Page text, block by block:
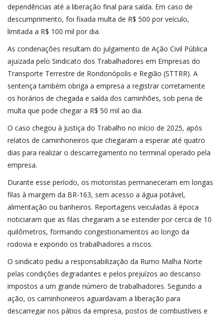
dependências até a liberação final para saída. Em caso de
descumprimento, foi fixada multa de R$ 500 por veículo,
limitada a R$ 100 mil por dia.
As condenações resultam do julgamento de Ação Civil Pública
ajuizada pelo Sindicato dos Trabalhadores em Empresas do
Transporte Terrestre de Rondonópolis e Região (STTRR). A
sentença também obriga a empresa a registrar corretamente
os horários de chegada e saída dos caminhões, sob pena de
multa que pode chegar a R$ 50 mil ao dia.
O caso chegou à Justiça do Trabalho no início de 2025, após
relatos de caminhoneiros que chegaram a esperar até quatro
dias para realizar o descarregamento no terminal operado pela
empresa.
Durante esse período, os motoristas permaneceram em longas
filas à margem da BR-163, sem acesso a água potável,
alimentação ou banheiros. Reportagens veiculadas à época
noticiaram que as filas chegaram a se estender por cerca de 10
quilômetros, formando congestionamentos ao longo da
rodovia e expondo os trabalhadores a riscos.
O sindicato pediu a responsabilização da Rumo Malha Norte
pelas condições degradantes e pelos prejuízos ao descanso
impostos a um grande número de trabalhadores. Segundo a
ação, os caminhoneiros aguardavam a liberação para
descarregar nos pátios da empresa, postos de combustíveis e